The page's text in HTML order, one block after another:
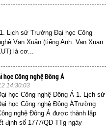
Lịch sử Trường Đại học Công
Vạn Xuân (tiếng Anh: Van Xuan
là cơ...
học Công nghệ Đông Á
14:30:03
học Công nghệ Đông Á 1. Lịch sử
học Công nghệ Đông ÁTrường
nghệ Đông Á được thành lập
định số 1777/QĐ-TTg ngày